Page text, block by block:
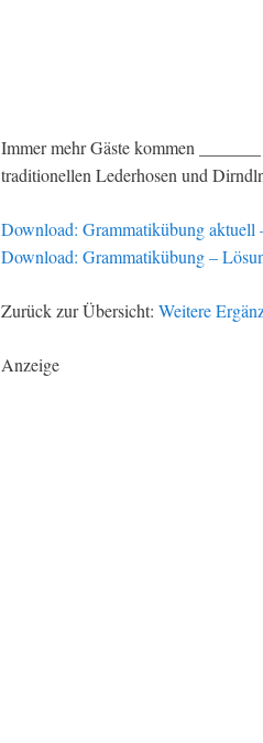
Immer mehr Gäste kommen
traditionellen Lederhosen und
Download: Grammatikübung aktuell
Download: Grammatikübung –
Zurück zur Übersicht: Weitere
Anzeige